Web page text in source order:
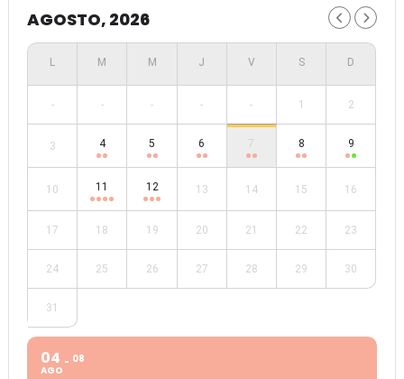
AGOSTO, 2026
- - - - - 1 2
3 4 5 6 7 8 9
10 11 12 13 14 15 16
17 18 19 20 21 22 23
24 25 26 27 28 29 30
31
04
AGO
08